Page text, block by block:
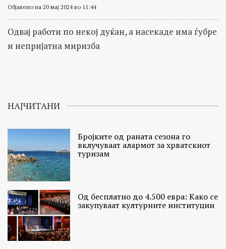
Објавено на 20 мај 2024 во 11:44
Одвај работи по некој дуќан, а насекаде има ѓубре
и непријатна миризба
НАЈЧИТАНИ
Бројките од раната сезона го
вклучуваат алармот за хрватскиот
туризам
Од бесплатно до 4.500 евра: Како се
закупуваат културните институции